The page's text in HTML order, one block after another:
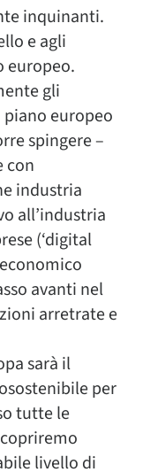
inquinanti.
e agli
gli
piano europeo
spingere –
con
industria
all’industria
(‘digital
avanti nel
arretrate e
sarà il
per
tutte le
livello di